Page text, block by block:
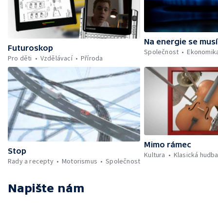
Futuroskop
Pro děti
Vzdělávací Příroda
Na energie se
Společnost
Stop
Rady a recepty
Motorismus Společnost
Mimo rámec
Kultura
Klasická hudba
Napište nám